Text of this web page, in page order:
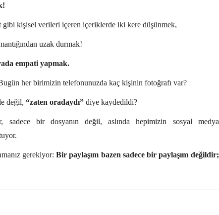
kişisel verileri içeren içeriklerde iki kere düşünmek,
uzak durmak!
empati yapmak.
her birimizin telefonunuzda kaç kişinin fotoğrafı var?
değil, “zaten oradaydı” diye kaydedildi?
sadece bir dosyanın değil, aslında hepimizin sosyal medya
gerekiyor:Bir paylaşım bazen sadece bir paylaşım değildir;